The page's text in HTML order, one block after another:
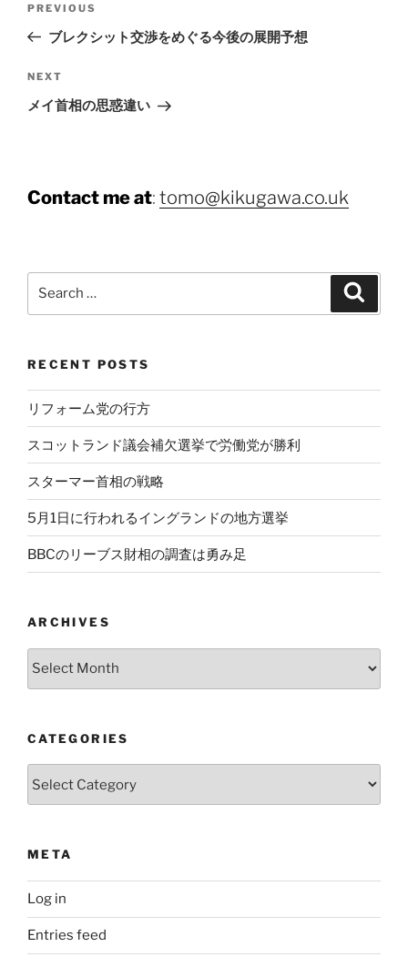
Previous
Post
PREVIOUS
ブレクシット交渉をめぐる今後の展開予想
Next
Post
NEXT
メイ首相の思惑違い
Contact me at: tomo@kikugawa.co.uk
RECENT POSTS
リフォーム党の行方
スコットランド議会補欠選挙で労働党が勝利
スターマー首相の戦略
5月1日に行われるイングランドの地方選挙
BBCのリーブス財相の調査は勇み足
ARCHIVES
Archives
CATEGORIES
META
Log in
Entries feed